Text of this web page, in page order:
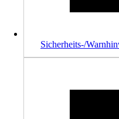
Sicherheits-/